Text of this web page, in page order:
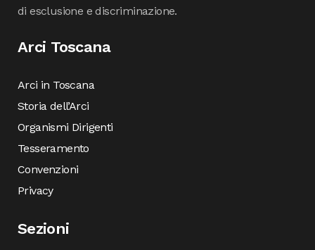
di esclusione e discriminazione.
Arci Toscana
Arci in Toscana
Storia dell’Arci
Organismi Dirigenti
Tesseramento
Convenzioni
Privacy
Sezioni